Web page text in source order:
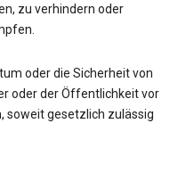
zu verhindern oder
oder die Sicherheit von
oder der Öffentlichkeit vor
soweit gesetzlich zulässig